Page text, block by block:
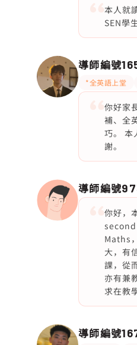
本人就
SEN學
導師編號
*全英語上堂
你好家
補、全
巧。 本
謝。
導師編號
你好，
Maths
大，有
課，從
亦有兼
求在教
導師編號